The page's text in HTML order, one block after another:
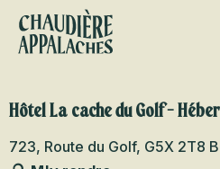
Aller
contenu
favoris
Hôtel La cache du Golf -
723, Route du Golf, G5X 2T8